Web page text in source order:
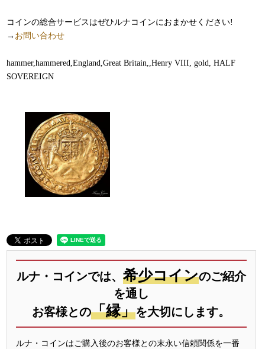
コインの総合サービスはぜひルナコインにおまかせください!
→ お問い合わせ
hammer,hammered,England,Great Britain,,Henry VIII, gold, HALF
SOVEREIGN
ルナ・コインでは、 希少コインのご紹介
を通し
お客様との「縁」を大切にします。
ルナ・コインはご購入後のお客様との末永い信頼関係を一番